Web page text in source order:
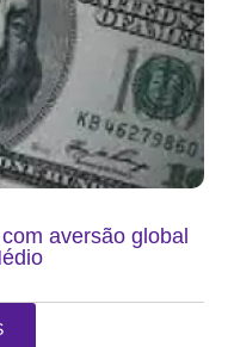
aversão global